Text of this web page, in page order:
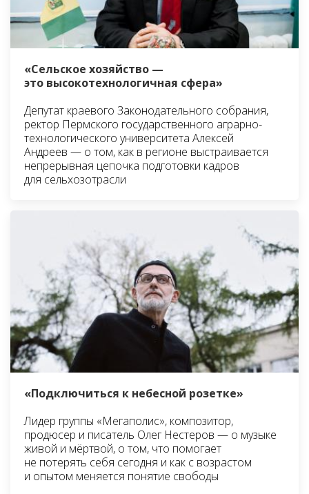
«Сельское хозяйство —
это высокотехнологичная сфера»
Депутат краевого Законодательного собрания,
ректор Пермского государственного аграрно-
технологического университета Алексей
Андреев — о том, как в регионе выстраивается
непрерывная цепочка подготовки кадров
для сельхозотрасли
«Подключиться к небесной розетке»
Лидер группы «Мегаполис», композитор,
продюсер и писатель Олег Нестеров — о музыке
живой и мёртвой, о том, что помогает
не потерять себя сегодня и как с возрастом
и опытом меняется понятие свободы